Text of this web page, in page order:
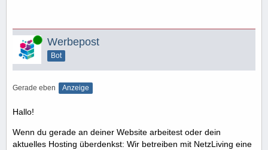
Online Werbepost
Bot
Gerade eben Anzeige
Hallo!
Wenn du gerade an deiner Website arbeitest oder dein
aktuelles Hosting überdenkst: Wir betreiben mit NetzLiving eine